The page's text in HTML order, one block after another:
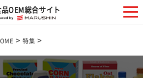
OEM総合サイト
>特集 >
一覧はこちら